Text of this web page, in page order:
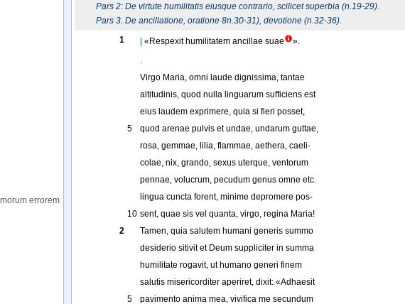
errorem
Pars 2: De virtute humilitatis eiusque contrario, scilicet superbia (n.19-29).
Pars 3. De ancillatione, oratione 8n.30-31), devotione (n.32-36).
1
« Respexit humilitatem ancillae suae ».
.
Virgo Maria, omni laude dignissima, tantae
altitudinis, quod nulla linguarum sufficiens est
eius laudem exprimere, quia si fieri posset,
5
quod arenae pulvis et undae, undarum guttae,
rosa, gemmae, lilia, flammae, aethera, caeli-
colae, nix, grando, sexus uterque, ventorum
pennae, volucrum, pecudum genus omne etc.
lingua cuncta forent, minime depromere pos-
10 sent, quae sis vel quanta, virgo, regina Maria!
2
Tamen, quia salutem humani generis summo
desiderio sitivit et Deum suppliciter in summa
humilitate rogavit, ut humano generi finem
salutis misericorditer aperiret, dixit: «Adhaesit
5
pavimento anima mea, vivifica me secundum